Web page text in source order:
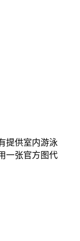
提供室内游泳
一张官方图代